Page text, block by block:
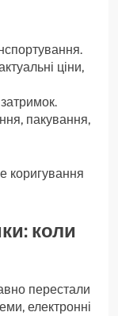
ціни,
пакування,
коригування
коли
перестали
електронні